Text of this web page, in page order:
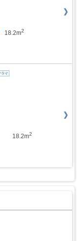
18.2m2
18.2m2